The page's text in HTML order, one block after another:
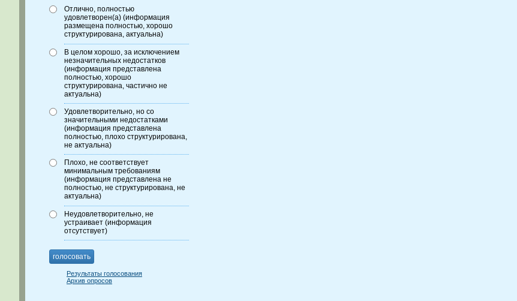
Отлично, полностью
удовлетворен(а) (информация
размещена полностью, хорошо
структурирована, актуальна)
В целом хорошо, за исключением
незначительных недостатков
(информация представлена
полностью, хорошо
структурирована, частично не
актуальна)
Удовлетворительно, но со
значительными недостатками
(информация представлена
полностью, плохо структурирована,
не актуальна)
Плохо, не соответствует
минимальным требованиям
(информация представлена не
полностью, не структурирована, не
актуальна)
Неудовлетворительно, не
устраивает (информация
отсутствует)
голосовать
Результаты голосования
Архив опросов